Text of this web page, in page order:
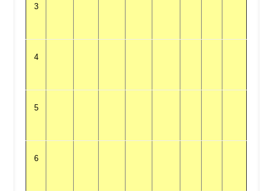
3
4
5
6